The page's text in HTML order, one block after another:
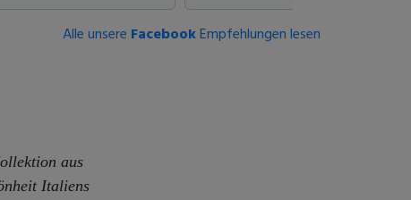
Alle unsere FacebookEmpfehlungen lesen
aus
Italiens